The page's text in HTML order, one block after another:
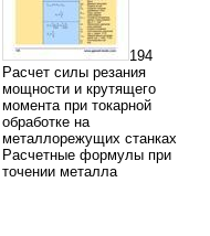
194
Расчет силы резания
мощности и крутящего
момента при токарной
обработке на
металлорежущих станках
Расчетные формулы при
точении металла